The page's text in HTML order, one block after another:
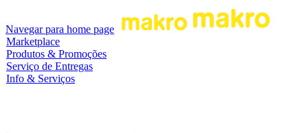
Navegar para home page
Marketplace
Produtos & Promoções
Serviço de Entregas
Info & Serviços